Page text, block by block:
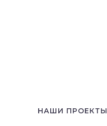
НАШИ ПРОЕКТЫ